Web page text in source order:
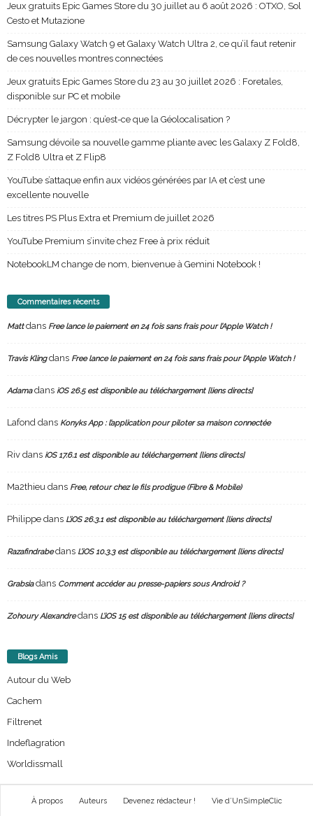
Jeux gratuits Epic Games Store du 30 juillet au 6 août 2026 : OTXO, Sol
Cesto et Mutazione
Samsung Galaxy Watch 9 et Galaxy Watch Ultra 2, ce qu’il faut retenir
de ces nouvelles montres connectées
Jeux gratuits Epic Games Store du 23 au 30 juillet 2026 : Foretales,
disponible sur PC et mobile
Décrypter le jargon : qu’est-ce que la Géolocalisation ?
Samsung dévoile sa nouvelle gamme pliante avec les Galaxy Z Fold8,
Z Fold8 Ultra et Z Flip8
YouTube s’attaque enfin aux vidéos générées par IA et c’est une
excellente nouvelle
Les titres PS Plus Extra et Premium de juillet 2026
YouTube Premium s’invite chez Free à prix réduit
NotebookLM change de nom, bienvenue à Gemini Notebook !
Commentaires récents
Mattdans Free lance le paiement en 24 fois sans frais pour l’Apple Watch !
Travis Klingdans Free lance le paiement en 24 fois sans frais pour l’Apple Watch !
Adamadans iOS 26.5 est disponible au téléchargement [liens directs]
Lafond dans Konyks App : l’application pour piloter sa maison connectée
Riv dans iOS 17.6.1 est disponible au téléchargement [liens directs]
Ma2thieu dans Free, retour chez le fils prodigue (Fibre & Mobile)
Philippe dans L’iOS 26.3.1 est disponible au téléchargement [liens directs]
Razafindrabedans L’iOS 10.3.3 est disponible au téléchargement [liens directs]
Grabsiadans Comment accéder au presse-papiers sous Android ?
Zohoury Alexandredans L’iOS 15 est disponible au téléchargement [liens directs]
Blogs Amis
Autour du Web
Cachem
Filtrenet
Indeflagration
Worldissmall
À propos Auteurs Devenez rédacteur ! Vie d’UnSimpleClic